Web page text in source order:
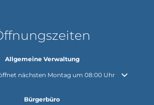
Allgemeine Verwaltung
Öffnungs- oder Schließzeiten auszublenden
nächsten Montag um 08:00 Uhr
Bürgerbüro